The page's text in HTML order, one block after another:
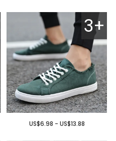
3+
US$6.98 - US$13.88